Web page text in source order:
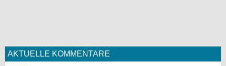
AKTUELLE KOMMENTARE